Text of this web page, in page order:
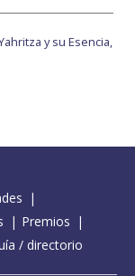
y su Esencia,
Premios
/ directorio